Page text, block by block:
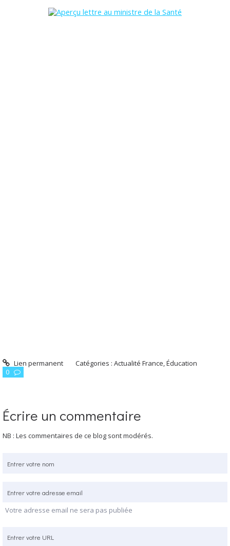
Lien permanent Catégories :Actualité France,Éducation
0
Écrire un commentaire
NB : Les commentaires de ce blog sont modérés.
Votre adresse email ne sera pas publiée